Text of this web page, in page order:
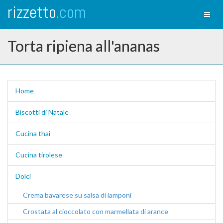
rizzetto.com
Torta ripiena all'ananas
Home
Biscotti di Natale
Cucina thai
Cucina tirolese
Dolci
Crema bavarese su salsa di lamponi
Crostata al cioccolato con marmellata di arance